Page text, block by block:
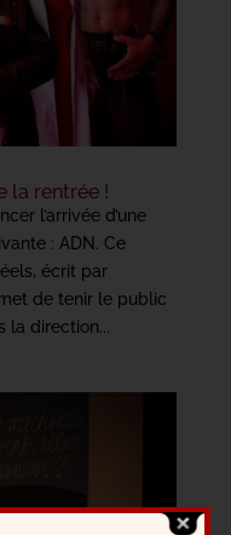
la rentrée !
l’arrivée d’une
: ADN. Ce
écrit par
de tenir le public
la direction...